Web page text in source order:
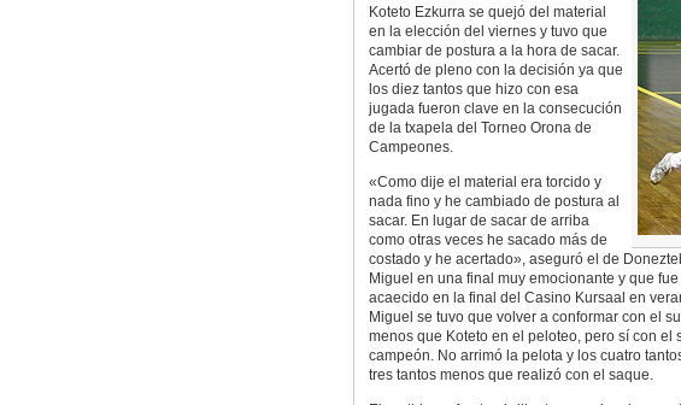
Koteto Ezkurra se quejó del material
en la elección del viernes y tuvo que
cambiar de postura a la hora de sacar.
Acertó de pleno con la decisión ya que
los diez tantos que hizo con esa
jugada fueron clave en la consecución
de la txapela del Torneo Orona de
Campeones.
«Como dije el material era torcido y
nada fino y he cambiado de postura al
sacar. En lugar de sacar de arriba
como otras veces he sacado más de
costado y he acertado», aseguró el de
Miguel en una final muy emocionante y que
acaecido en la final del Casino Kursaal en
Miguel se tuvo que volver a conformar con el
menos que Koteto en el peloteo, pero sí con el
campeón. No arrimó la pelota y los cuatro
tres tantos menos que realizó con el saque.